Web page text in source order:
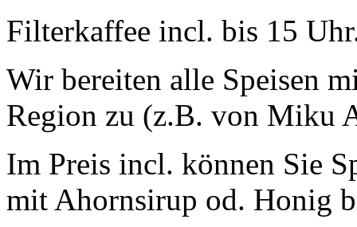
Filterkaffee incl. bis 15
Wir bereiten alle Speisen
Region zu (z.B. von Miku
Im Preis incl. können Sie
mit Ahornsirup od. Honig